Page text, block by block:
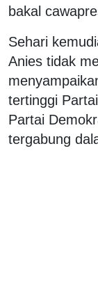
bakal
Sehari
Anies tidak
tertinggi
Partai
tergabung